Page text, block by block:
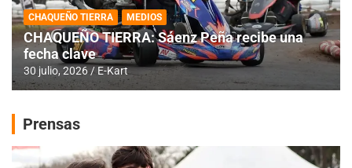
CHAQUEÑO TIERRA MEDIOS
CHAQUEÑO TIERRA: Sáenz Peña recibe una
fecha clave
30 julio, 2026 E-Kart
Prensas